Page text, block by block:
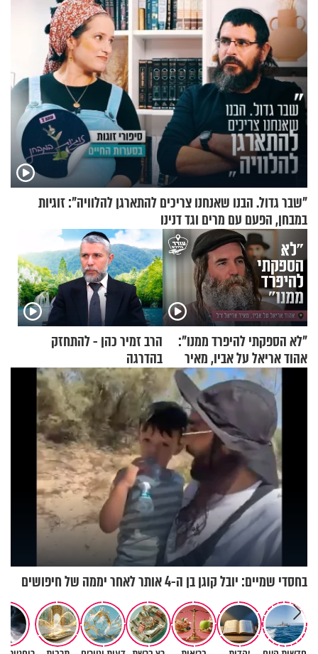
"שבר גדול. הבנו שאנחנו צריכים להתארגן להלוויה": זוגיות
במבחן, הפעם עם מרים וגד דנינו
"לא הספקתי להיפרד ממנו":
אהוד אריאל על אביו, מאיר
אריאל ז"ל
הרב זמיר כהן - להתחזק
בהדרגה
בחסדי שמיים: יובל קוגן בן ה-4 אותר לאחר יממה של חיפושים